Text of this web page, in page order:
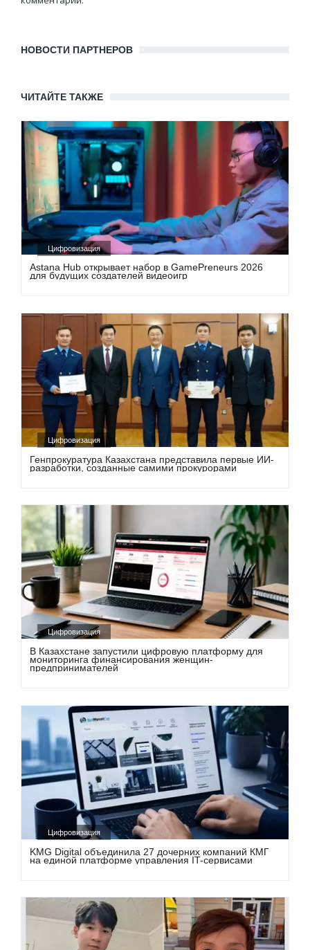
НОВОСТИ ПАРТНЕРОВ
ЧИТАЙТЕ ТАКЖЕ
Цифровизация
Astana Hub открывает набор в GamePreneurs 2026
для будущих создателей видеоигр
Цифровизация
Генпрокуратура Казахстана представила первые ИИ-
разработки, созданные самими прокурорами
Цифровизация
В Казахстане запустили цифровую платформу для
мониторинга финансирования женщин-
предпринимателей
Цифровизация
KMG Digital объединила 27 дочерних компаний КМГ
на единой платформе управления IT-сервисами